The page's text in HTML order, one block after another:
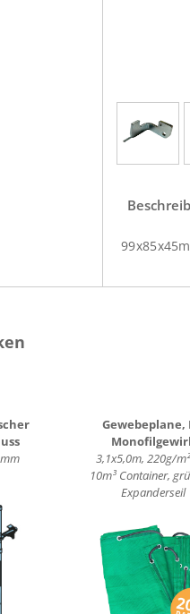
Gewebeplane,
3,1x5,0m, 220g/
10m³ Container,
Expanderseil